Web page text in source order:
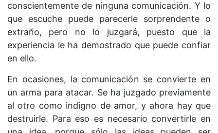
conscientemente de ninguna comunicación. Y lo
que escuche puede parecerle sorprendente o
extraño, pero no lo juzgará, puesto que la
experiencia le ha demostrado que puede confiar
en ello.
En ocasiones, la comunicación se convierte en
un arma para atacar. Se ha juzgado previamente
al otro como indigno de amor, y ahora hay que
destruirle. Para eso es necesario convertirle en